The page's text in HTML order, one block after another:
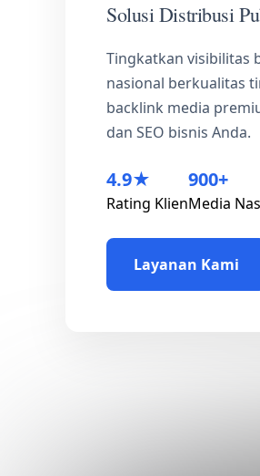
Solusi Distribusi
Tingkatkan visibilitas
nasional berkualitas
backlink media
dan SEO bisnis Anda.
4.9★
Rating Klien
900+
Media
Layanan Kami